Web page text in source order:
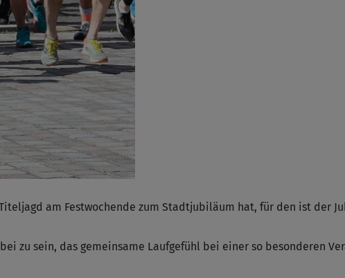
am Festwochende zum Stadtjubiläum hat, für den ist der
zu sein, das gemeinsame Laufgefühl bei einer so besonderen